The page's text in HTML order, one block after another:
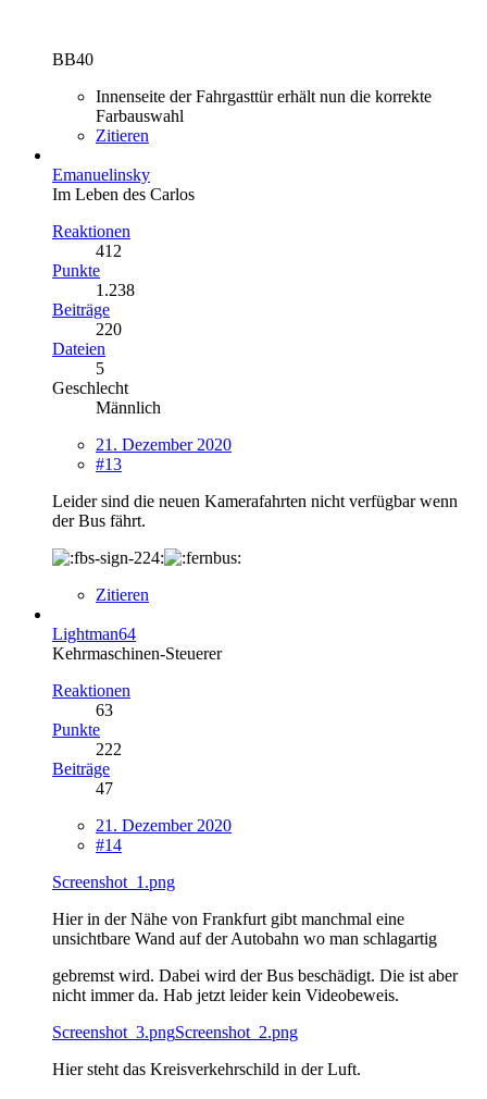
BB40
Innenseite der Fahrgasttür erhält nun die korrekte
Farbauswahl
Zitieren
Emanuelinsky
Im Leben des Carlos
Reaktionen
412
Punkte
1.238
Beiträge
220
Dateien
5
Geschlecht
Männlich
21. Dezember 2020
#13
Leider sind die neuen Kamerafahrten nicht verfügbar wenn
der Bus fährt.
Zitieren
Lightman64
Kehrmaschinen-Steuerer
Reaktionen
63
Punkte
222
Beiträge
47
21. Dezember 2020
#14
Screenshot_1.png
Hier in der Nähe von Frankfurt gibt manchmal eine
unsichtbare Wand auf der Autobahn wo man schlagartig
gebremst wird. Dabei wird der Bus beschädigt. Die ist aber
nicht immer da. Hab jetzt leider kein Videobeweis.
Screenshot_3.pngScreenshot_2.png
Hier steht das Kreisverkehrschild in der Luft.